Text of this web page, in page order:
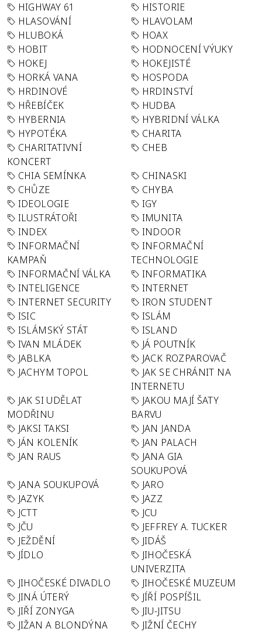
HIGHWAY 61
HISTORIE
HLASOVÁNÍ
HLAVOLAM
HLUBOKÁ
HOAX
HOBIT
HODNOCENÍ VÝUKY
HOKEJ
HOKEJISTÉ
HORKÁ VANA
HOSPODA
HRDINOVÉ
HRDINSTVÍ
HŘEBÍČEK
HUDBA
HYBERNIA
HYBRIDNÍ VÁLKA
HYPOTÉKA
CHARITA
CHARITATIVNÍ
KONCERT
CHEB
CHIA SEMÍNKA
CHINASKI
CHŮZE
CHYBA
IDEOLOGIE
IGY
ILUSTRÁTOŘI
IMUNITA
INDEX
INDOOR
INFORMAČNÍ
KAMPAŇ
INFORMAČNÍ
TECHNOLOGIE
INFORMAČNÍ VÁLKA
INFORMATIKA
INTELIGENCE
INTERNET
INTERNET SECURITY
IRON STUDENT
ISIC
ISLÁM
ISLÁMSKÝ STÁT
ISLAND
IVAN MLÁDEK
JÁ POUTNÍK
JABLKA
JACK ROZPAROVAČ
JACHYM TOPOL
JAK SE CHRÁNIT NA
INTERNETU
JAK SI UDĚLAT
MODŘINU
JAKOU MAJÍ ŠATY
BARVU
JAKSI TAKSI
JAN JANDA
JÁN KOLENÍK
JAN PALACH
JAN RAUS
JANA GIA
SOUKUPOVÁ
JANA SOUKUPOVÁ
JARO
JAZYK
JAZZ
JCTT
JCU
JČU
JEFFREY A. TUCKER
JEŽDĚNÍ
JIDÁŠ
JÍDLO
JIHOČESKÁ
UNIVERZITA
JIHOČESKÉ DIVADLO
JIHOČESKÉ MUZEUM
JINÁ ÚTERÝ
JÍŘÍ POSPÍŠIL
JIŘÍ ZONYGA
JIU-JITSU
JIŽAN A BLONDÝNA
JIŽNÍ ČECHY